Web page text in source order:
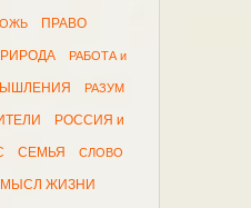
ПРАВО
РАБОТА и
РАЗУМ
РОССИЯ и
СЕМЬЯ СЛОВО
ЖИЗНИ